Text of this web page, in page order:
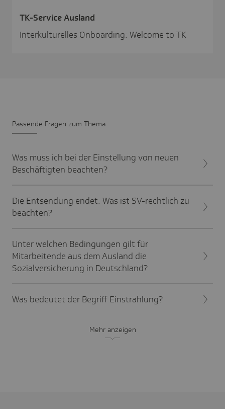
TK-Service Ausland
Interkulturelles Onboarding: Welcome to TK
Passende Fragen zum Thema
Was muss ich bei der Einstellung von neuen
Beschäftigten beachten?
Die Entsendung endet. Was ist SV-rechtlich zu
beachten?
Unter welchen Bedingungen gilt für
Mitarbeitende aus dem Ausland die
Sozialversicherung in Deutschland?
Was bedeutet der Begriff Einstrahlung?
Mehr anzeigen